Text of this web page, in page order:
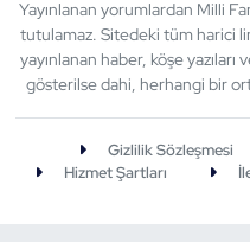
Yayınlanan yorumlardan Milli
tutulamaz. Sitedeki tüm harici
yayınlanan haber, köşe yazıları
gösterilse dahi, herhangi bir
Gizlilik Sözleşmesi
Hizmet Şartları